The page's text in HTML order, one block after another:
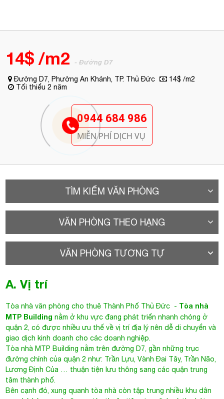
14$ /m2 - Đường D7
Đường D7, Phường An Khánh, TP. Thủ Đức
14$ /m2
Tối thiểu 2 năm
0944 684 986
MIỄN PHÍ DỊCH VỤ
TÌM KIẾM VĂN PHÒNG
VĂN PHÒNG THEO HẠNG
VĂN PHÒNG TƯƠNG TỰ
A. Vị trí
Tòa nhà văn phòng cho thuê Thành Phố Thủ Đức - Tòa nhà
MTP Building nằm ở khu vực đang phát triển nhanh chóng ở
quận 2, có được nhiều ưu thế về vị trí địa lý nên dễ di chuyển và
giao dịch kinh doanh cho các doanh nghiệp.
Tòa nhà MTP Buildingnằm trên đường D7, gần những trục
đường chính của quận 2 như: Trần Lựu, Vành Đai Tây, Trần Não,
Lương Định Của … thuận tiện lưu thông sang các quận trung
tâm thành phố.
Bên cạnh đó, xung quanh tòa nhà còn tập trung nhiều khu dân